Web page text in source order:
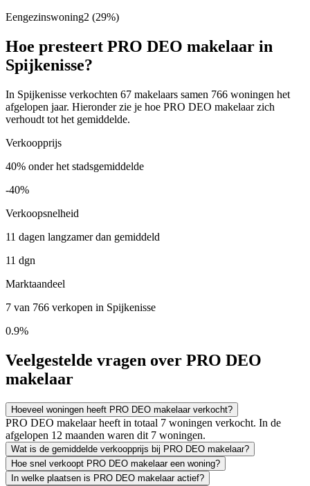
Eengezinswoning2 (29%)
Hoe presteert PRO DEO makelaar in
Spijkenisse?
In Spijkenisse verkochten 67 makelaars samen 766 woningen het
afgelopen jaar. Hieronder zie je hoe PRO DEO makelaar zich
verhoudt tot het gemiddelde.
Verkoopprijs
40% onder het stadsgemiddelde
-40%
Verkoopsnelheid
11 dagen langzamer dan gemiddeld
11 dgn
Marktaandeel
7 van 766 verkopen in Spijkenisse
0.9%
Veelgestelde vragen over PRO DEO
makelaar
Hoeveel woningen heeft PRO DEO makelaar verkocht?
PRO DEO makelaar heeft in totaal 7 woningen verkocht. In de
afgelopen 12 maanden waren dit 7 woningen.
Wat is de gemiddelde verkoopprijs bij PRO DEO makelaar?
Hoe snel verkoopt PRO DEO makelaar een woning?
In welke plaatsen is PRO DEO makelaar actief?